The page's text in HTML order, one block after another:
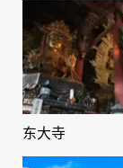
东大寺